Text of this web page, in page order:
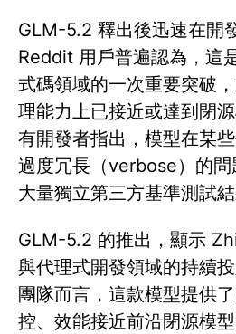
GLM-5.2 釋出後迅速在開
Reddit 用戶普遍認為，這
式碼領域的一次重要突破
理能力上已接近或達到閉
有開發者指出，模型在某
過度冗長（verbose）的
大量獨立第三方基準測試結
GLM-5.2 的推出，顯示
與代理式開發領域的持續
團隊而言，這款模型提供
控、效能接近前沿閉源模